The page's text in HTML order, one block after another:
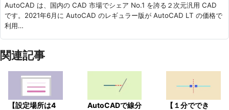
AutoCAD は、国内の CAD 市場でシェア No.1 を誇る２次元汎用 CAD
です。2021年6月に AutoCAD のレギュラー版が AutoCAD LT の価格で
利用…
関連記事
【設定場所は4
AutoCADで線分
【１分ででき